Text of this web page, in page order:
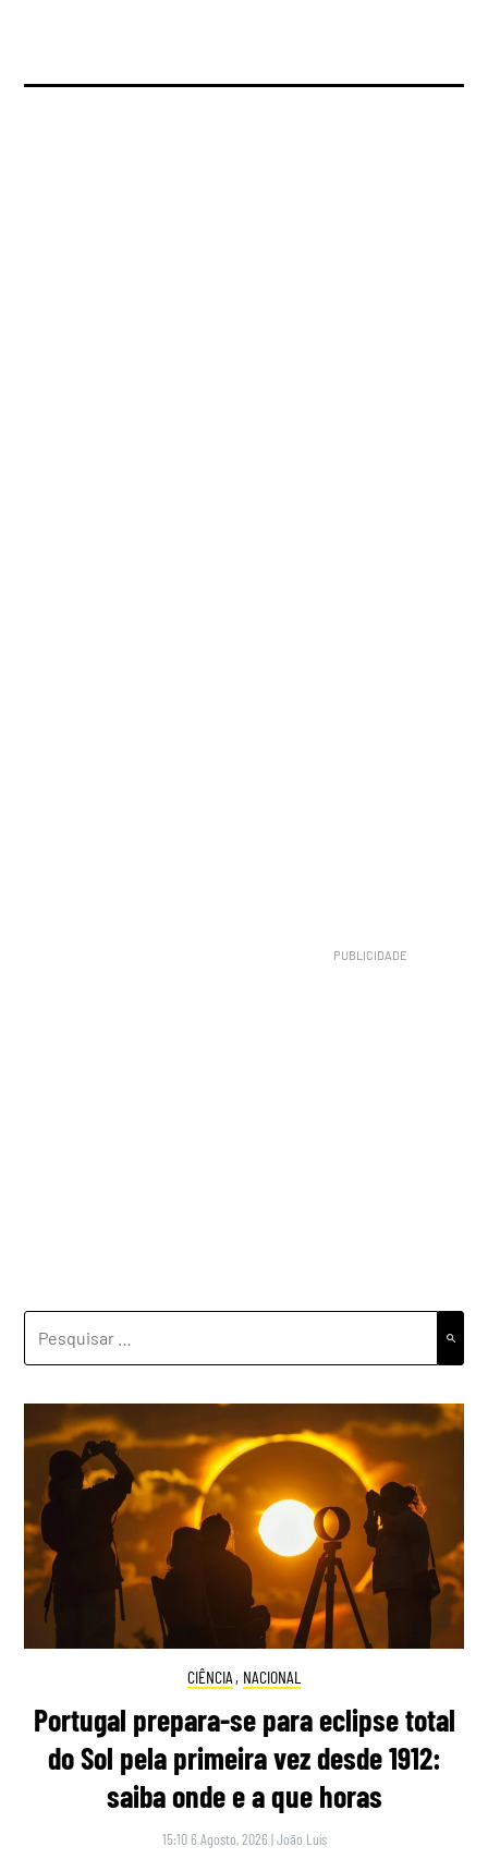
POR:
CIÊNCIA , NACIONAL
Portugal prepara-se para eclipse total
do Sol pela primeira vez desde 1912:
saiba onde e a que horas
15:10 6 Agosto, 2026 |João Luís